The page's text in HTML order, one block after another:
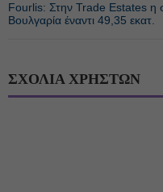
Fourlis: Στην Trade Estates η
Βουλγαρία έναντι 49,35 εκατ.
ΣΧΟΛΙΑ ΧΡΗΣΤΩΝ